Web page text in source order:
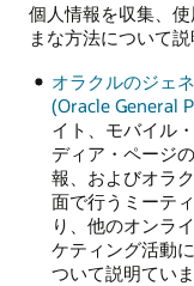
個人情報を収集、
まな方法について
オラクルのジェ
(Oracle General
イト、モバイル
ディア・ページ
報、およびオラ
面で行うミーテ
り、他のオンラ
ケティング活動
ついて説明ていま